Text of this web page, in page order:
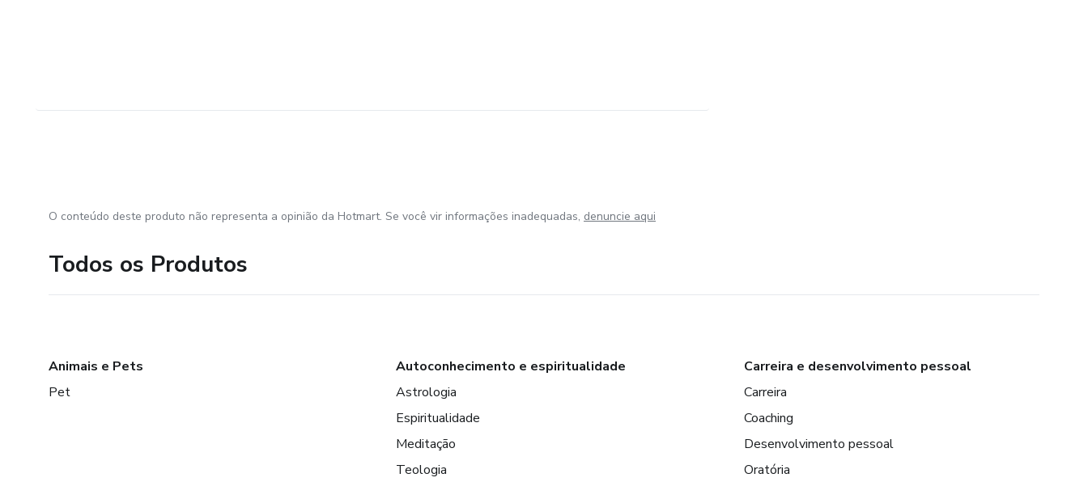
O conteúdo deste produto não representa a opinião da Hotmart. Se você vir informações inadequadas, denuncie aqui
Todos os Produtos
Animais e Pets
Pet
Autoconhecimento e espiritualidade
Astrologia
Espiritualidade
Meditação
Teologia
Carreira e desenvolvimento pessoal
Carreira
Coaching
Desenvolvimento pessoal
Oratória